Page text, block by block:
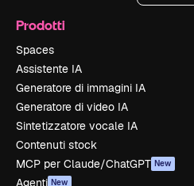
Prodotti
Spaces
Assistente IA
Generatore di immagini IA
Generatore di video IA
Sintetizzatore vocale IA
Contenuti stock
MCP per Claude/ChatGPT New
Agenti New